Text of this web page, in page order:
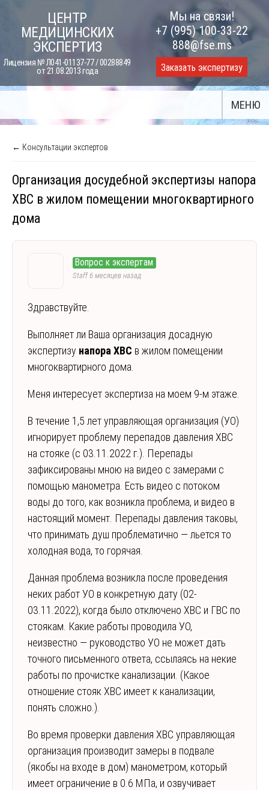
content
ЦЕНТР
МЕДИЦИНСКИХ
ЭКСПЕРТИЗ
Лицензия № Л041-01137-77 / 00288849
от 21.08.2013 года
Мы на связи!
+7 (995) 100-33-22
888@fse.ms
Заказать экспертизу
МЕНЮ
← Консультации экспертов
Организация досудебной экспертизы напора
ХВС в жилом помещении многоквартирного
дома
Вопрос к экспертам
Staff6 месяцев назад
Здравствуйте.
Выполняет ли Ваша организация досадную
экспертизу напора ХВС в жилом помещении
многоквартирного дома.
Меня интересует экспертиза на моем 9-м этаже.
В течение 1,5 лет управляющая организация (УО)
игнорирует проблему перепадов давления ХВС
на стояке (с 03.11.2022 г.). Перепады
зафиксированы мною на видео с замерами с
помощью манометра. Есть видео с потоком
воды до того, как возникла проблема, и видео в
настоящий момент. Перепады давления таковы,
что принимать душ проблематично — льется то
холодная вода, то горячая.
Данная проблема возникла после проведения
неких работ УО в конкретную дату (02-
03.11.2022), когда было отключено ХВС и ГВС по
стоякам. Какие работы проводила УО,
неизвестно — руководство УО не может дать
точного письменного ответа, ссылаясь на некие
работы по прочистке канализации. (Какое
отношение стояк ХВС имеет к канализации,
понять сложно.).
Во время проверки давления ХВС управляющая
организация производит замеры в подвале
(якобы на входе в дом) манометром, который
имеет ограничение в 0.6 МПа, и озвучивает